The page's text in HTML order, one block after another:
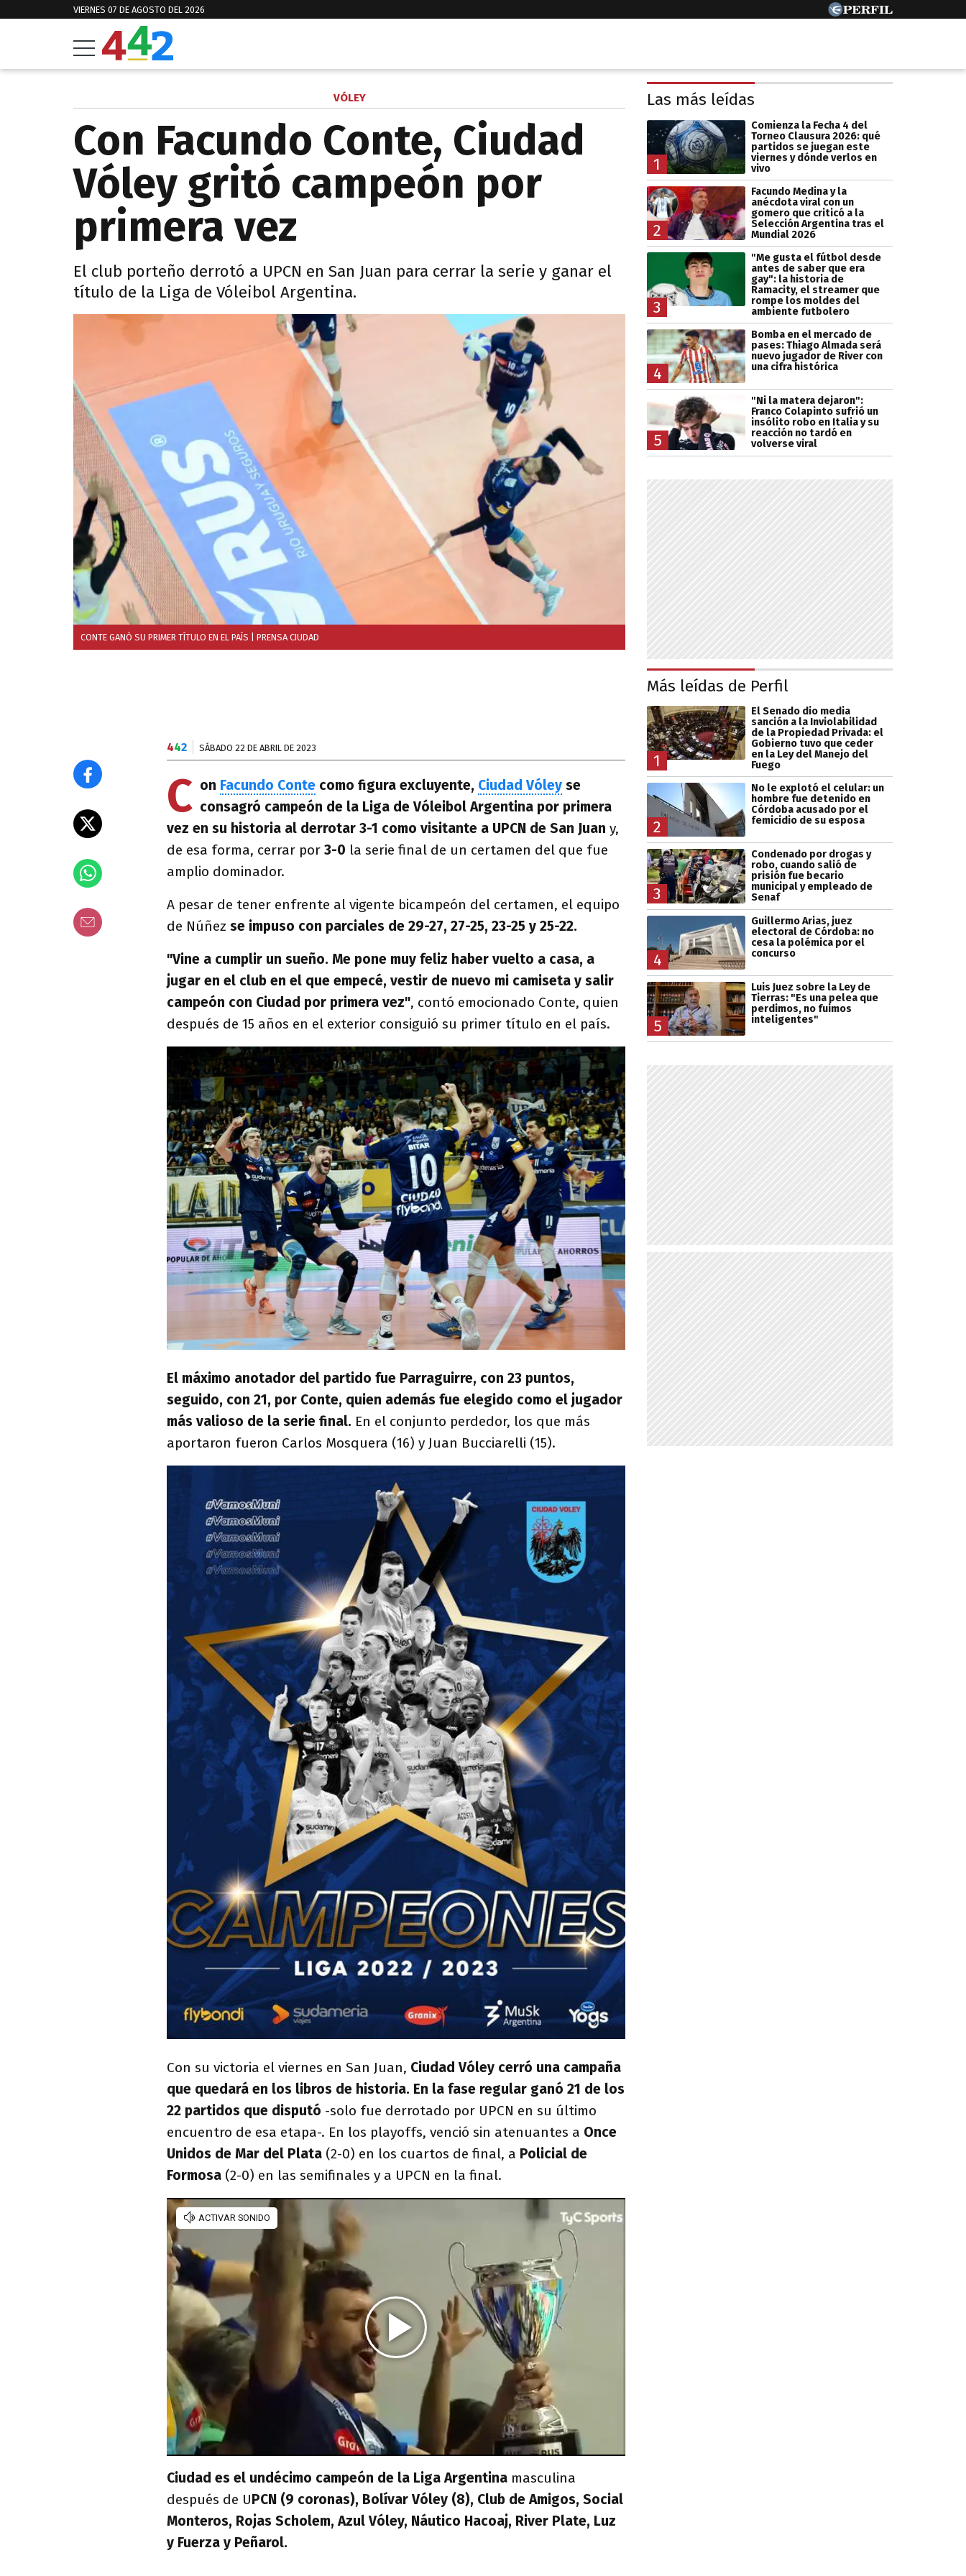
VIERNES 07 DE AGOSTO DEL 2026
VÓLEY
Con Facundo Conte, Ciudad
Vóley gritó campeón por
primera vez
El club porteño derrotó a UPCN en San Juan para cerrar la serie y ganar el
título de la Liga de Vóleibol Argentina.
CONTE GANÓ SU PRIMER TÍTULO EN EL PAÍS | PRENSA CIUDAD
442 SÁBADO 22 DE ABRIL DE 2023
C on Facundo Conte como figura excluyente, Ciudad Vóley se
consagró campeón de la Liga de Vóleibol Argentina por primera
vez en su historia al derrotar 3-1 como visitante a UPCN de San Juan y,
de esa forma, cerrar por 3-0 la serie final de un certamen del que fue
amplio dominador.
A pesar de tener enfrente al vigente bicampeón del certamen, el equipo
de Núñez se impuso con parciales de 29-27, 27-25, 23-25 y 25-22.
"Vine a cumplir un sueño. Me pone muy feliz haber vuelto a casa, a
jugar en el club en el que empecé, vestir de nuevo mi camiseta y salir
campeón con Ciudad por primera vez", contó emocionado Conte, quien
después de 15 años en el exterior consiguió su primer título en el país.
El máximo anotador del partido fue Parraguirre, con 23 puntos,
seguido, con 21, por Conte, quien además fue elegido como el jugador
más valioso de la serie final. En el conjunto perdedor, los que más
aportaron fueron Carlos Mosquera (16) y Juan Bucciarelli (15).
Con su victoria el viernes en San Juan, Ciudad Vóley cerró una campaña
que quedará en los libros de historia. En la fase regular ganó 21 de los
22 partidos que disputó -solo fue derrotado por UPCN en su último
encuentro de esa etapa-. En los playoffs, venció sin atenuantes a Once
Unidos de Mar del Plata (2-0) en los cuartos de final, a Policial de
Formosa (2-0) en las semifinales y a UPCN en la final.
Ciudad es el undécimo campeón de la Liga Argentina masculina
después de UPCN (9 coronas), Bolívar Vóley (8), Club de Amigos, Social
Monteros, Rojas Scholem, Azul Vóley, Náutico Hacoaj, River Plate, Luz
y Fuerza y Peñarol.
Las más leídas
1
Comienza la Fecha 4 del
Torneo Clausura 2026: qué
partidos se juegan este
viernes y dónde verlos en
vivo
2
Facundo Medina y la
anécdota viral con un
gomero que criticó a la
Selección Argentina tras el
Mundial 2026
3
"Me gusta el fútbol desde
antes de saber que era
gay": la historia de
Ramacity, el streamer que
rompe los moldes del
ambiente futbolero
4
Bomba en el mercado de
pases: Thiago Almada será
nuevo jugador de River con
una cifra histórica
5
"Ni la matera dejaron":
Franco Colapinto sufrió un
insólito robo en Italia y su
reacción no tardó en
volverse viral
Más leídas de Perfil
1
El Senado dio media
sanción a la Inviolabilidad
de la Propiedad Privada: el
Gobierno tuvo que ceder
en la Ley del Manejo del
Fuego
2
No le explotó el celular: un
hombre fue detenido en
Córdoba acusado por el
femicidio de su esposa
3
Condenado por drogas y
robo, cuando salió de
prisión fue becario
municipal y empleado de
Senaf
4
Guillermo Arias, juez
electoral de Córdoba: no
cesa la polémica por el
concurso
5
Luis Juez sobre la Ley de
Tierras: "Es una pelea que
perdimos, no fuimos
inteligentes"